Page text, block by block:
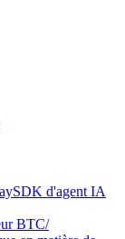
SDK d'agent IA
BTC/